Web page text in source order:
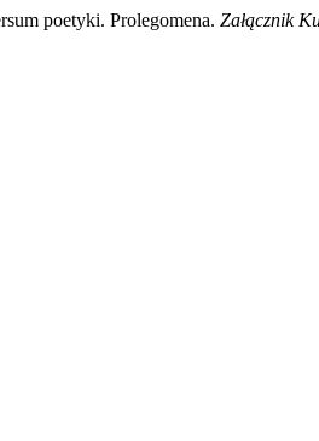
poetyki. Prolegomena. Załącznik